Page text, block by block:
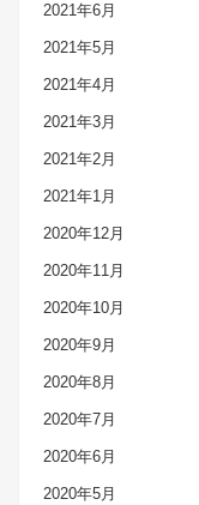
2021年6月
2021年5月
2021年4月
2021年3月
2021年2月
2021年1月
2020年12月
2020年11月
2020年10月
2020年9月
2020年8月
2020年7月
2020年6月
2020年5月